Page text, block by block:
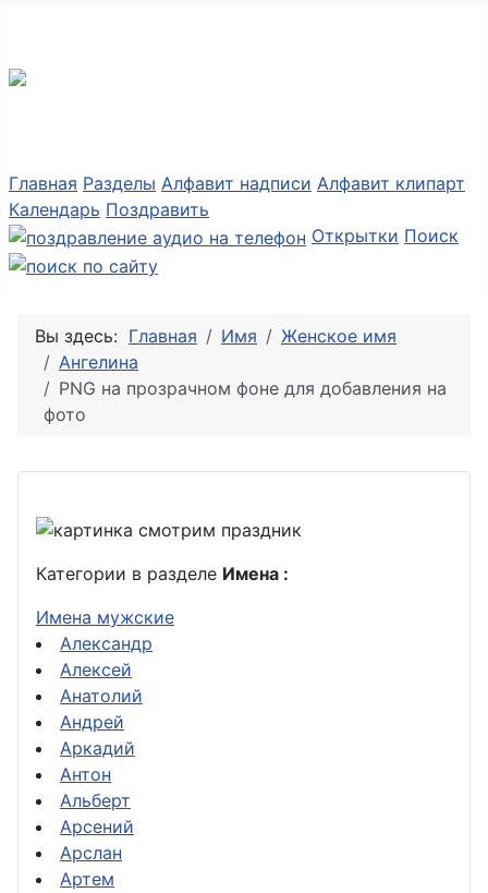
Главная Разделы Алфавит надписи Алфавит клипарт
Календарь Поздравить
Открытки Поиск
Вы здесь: Главная Имя
Женское имя
Ангелина
PNG на прозрачном фоне для добавления на
фото
Категории в разделе Имена :
Имена мужские
Александр
Алексей
Анатолий
Андрей
Аркадий
Антон
Альберт
Арсений
Арслан
Артем